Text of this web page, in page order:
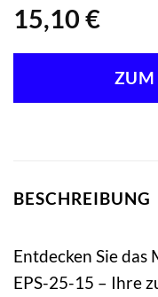
15,10 €
ZUM
BESCHREIBUNG
Entdecken Sie das
EPS-25-15 – Ihre